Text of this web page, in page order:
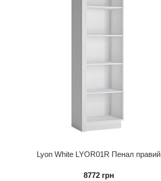
Lyon White LYOR01R Пенал правий
8772 грн